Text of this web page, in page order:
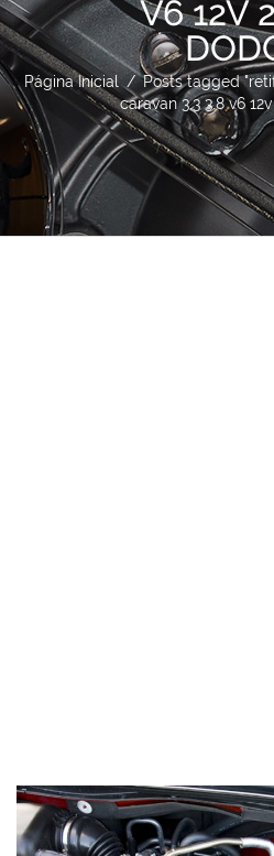
V6 12V
Página Inicial / Posts tagged
caravan 3.3 3.8 v6